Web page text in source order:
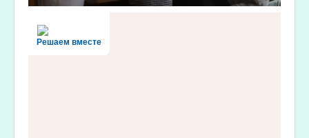
Решаем вместе